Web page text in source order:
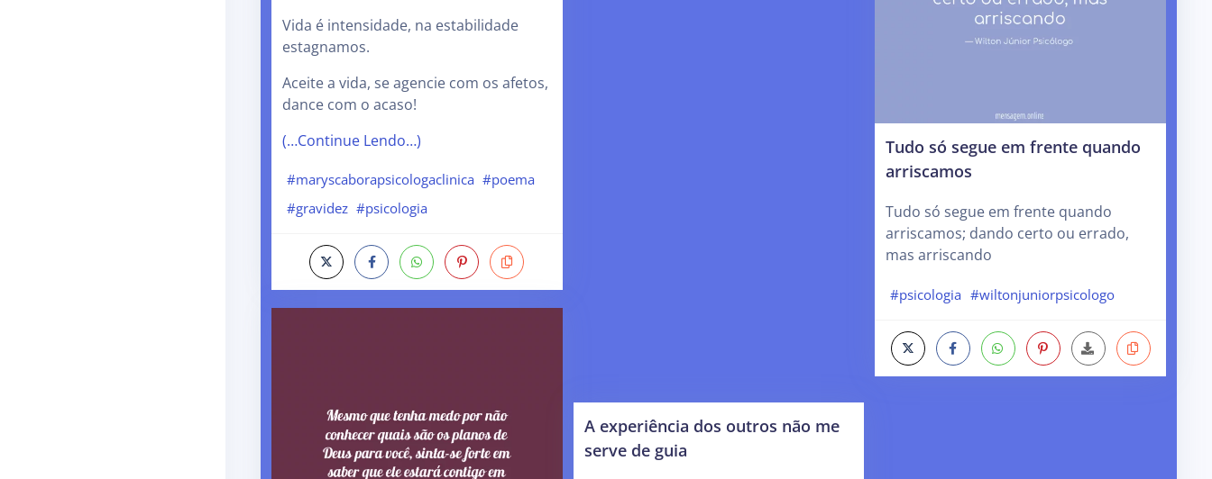
Vida é intensidade, na estabilidade
estagnamos.
Aceite a vida, se agencie com os afetos,
dance com o acaso!
(…Continue Lendo…)
#maryscaborapsicologaclinica #poema
#gravidez #psicologia
A experiência dos outros não me
serve de guia
Tudo só segue em frente quando
arriscamos
Tudo só segue em frente quando
arriscamos; dando certo ou errado,
mas arriscando
#psicologia #wiltonjuniorpsicologo